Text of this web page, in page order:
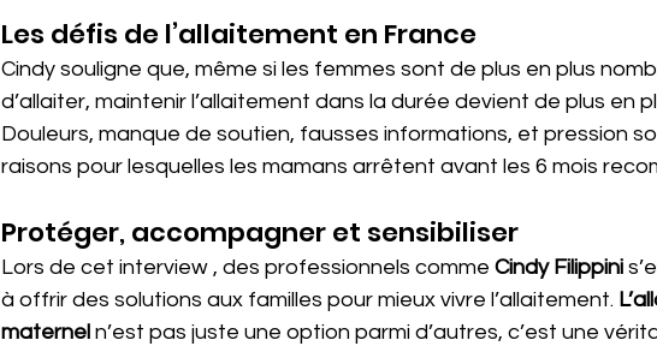
Les défis de l’allaitement en France
Cindy souligne que, même si les femmes sont de plus en plus
d’allaiter, maintenir l’allaitement dans la durée devient de plus en
Douleurs, manque de soutien, fausses informations, et pression
raisons pour lesquelles les mamans arrêtent avant les 6 mois
Protéger, accompagner et sensibiliser
Lors de cet interview , des professionnels comme Cindy Filippini
à offrir des solutions aux familles pour mieux vivre l’allaitement.
maternel n’est pas juste une option parmi d’autres, c’est une